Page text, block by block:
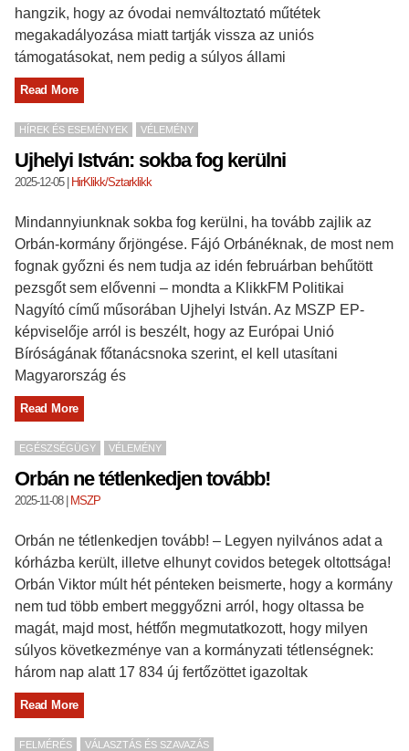
hangzik, hogy az óvodai nemváltoztató műtétek
megakadályozása miatt tartják vissza az uniós
támogatásokat, nem pedig a súlyos állami
Read More
HÍREK ÉS ESEMÉNYEK VÉLEMÉNY
Ujhelyi István: sokba fog kerülni
2025-12-05| HirKlikk/Sztarklikk
Mindannyiunknak sokba fog kerülni, ha tovább zajlik az
Orbán-kormány őrjöngése. Fájó Orbánéknak, de most nem
fognak győzni és nem tudja az idén februárban behűtött
pezsgőt sem elővenni – mondta a KlikkFM Politikai
Nagyító című műsorában Ujhelyi István. Az MSZP EP-
képviselője arról is beszélt, hogy az Európai Unió
Bíróságának főtanácsnoka szerint, el kell utasítani
Magyarország és
Read More
EGÉSZSÉGÜGY VÉLEMÉNY
Orbán ne tétlenkedjen tovább!
2025-11-08| MSZP
Orbán ne tétlenkedjen tovább! – Legyen nyilvános adat a
kórházba került, illetve elhunyt covidos betegek oltottsága!
Orbán Viktor múlt hét pénteken beismerte, hogy a kormány
nem tud több embert meggyőzni arról, hogy oltassa be
magát, majd most, hétfőn megmutatkozott, hogy milyen
súlyos következménye van a kormányzati tétlenségnek:
három nap alatt 17 834 új fertőzöttet igazoltak
Read More
FELMÉRÉS VÁLASZTÁS ÉS SZAVAZÁS